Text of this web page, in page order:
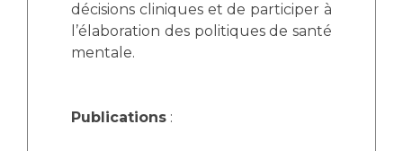
décisions cliniques et de participer à
l’élaboration des politiques de santé
mentale.
Publications :